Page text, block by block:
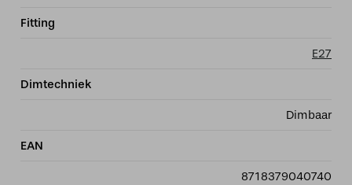
Fitting
E27
Dimtechniek
Dimbaar
EAN
8718379040740